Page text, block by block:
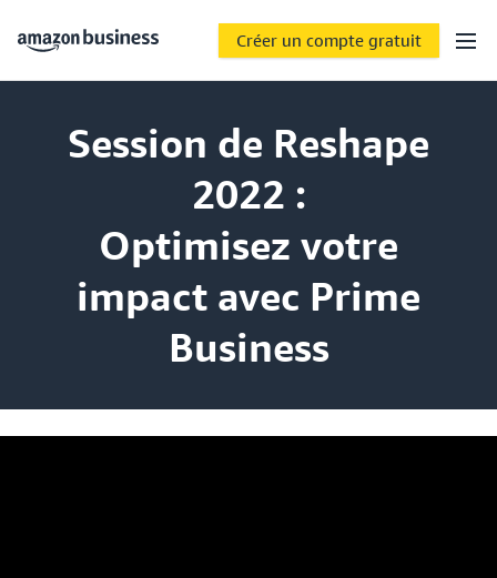
Créer un compte gratuit
Session de Reshape
2022 :
Optimisez votre
impact avec Prime
Business